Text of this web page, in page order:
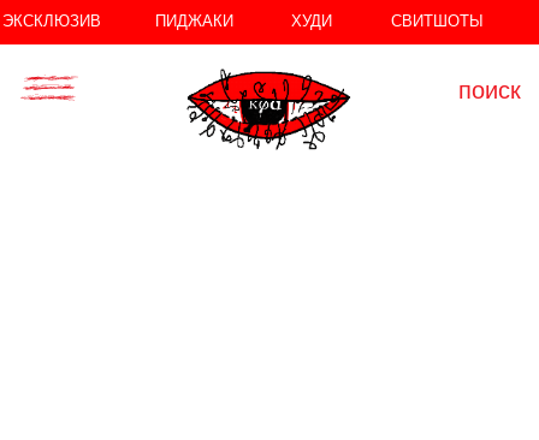
////
ЭКСКЛЮЗИВ ПИДЖАКИ ХУДИ СВИТШОТЫ